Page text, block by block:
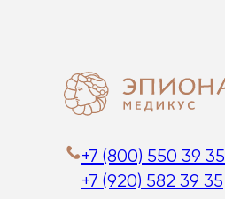
+7 (800) 550 39 35
+7 (920) 582 39 35